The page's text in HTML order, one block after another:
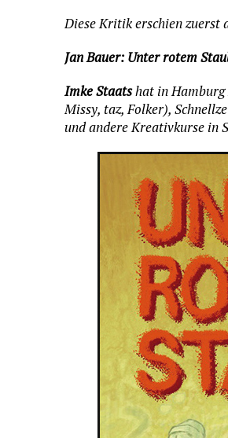
Diese Kritik erschien zuerst
Jan Bauer: Unter rotem
Imke Staatshat in Hamburg
Missy, taz, Folker),
und andere Kreativkurse in